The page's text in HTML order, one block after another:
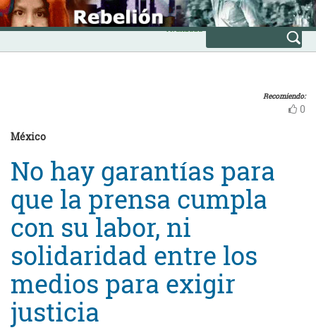
Skip
to
content
INICIO
Avanzada
Recomiendo:
0
México
No hay garantías para
que la prensa cumpla
con su labor, ni
solidaridad entre los
medios para exigir
justicia